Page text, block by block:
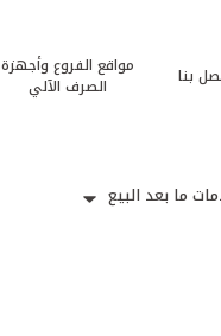
بنا
مواقع الفروع وأجهزة
الصرف الآلي
ما بعد البيع